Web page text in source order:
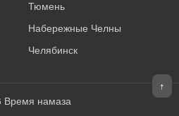
Тюмень
Набережные Челны
Челябинск
Время намаза
↑